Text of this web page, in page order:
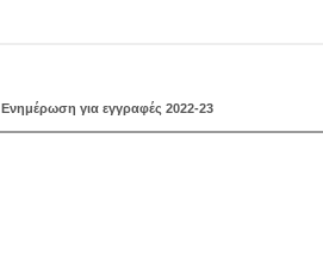
Ενημέρωση για εγγραφές 2022-23